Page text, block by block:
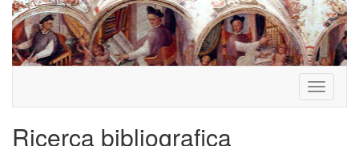
Toggle
Ricerca bibliografica